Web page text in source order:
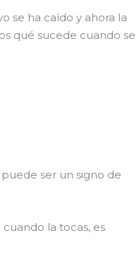
se ha caído y ahora la
qué sucede cuando se
ser un signo de
la tocas, es